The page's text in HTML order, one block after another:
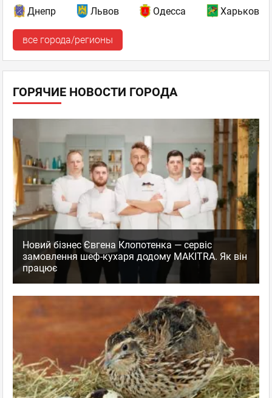
Днепр Львов Одесса Харьков
все города/регионы
ГОРЯЧИЕ НОВОСТИ ГОРОДА
Новий бізнес Євгена Клопотенка — сервіс
замовлення шеф-кухаря додому MAKITRA. Як він
працює